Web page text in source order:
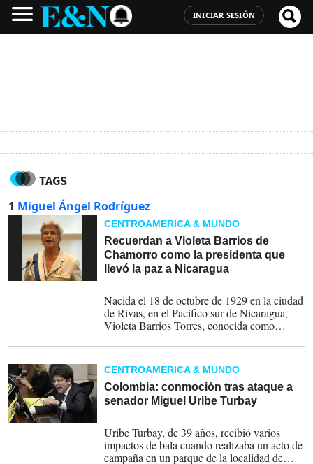
INICIAR SESIÓN
TAGS
1 Miguel Ángel Rodríguez
CENTROAMÉRICA & MUNDO
Recuerdan a Violeta Barrios de
Chamorro como la presidenta que
llevó la paz a Nicaragua
Nacida el 18 de octubre de 1929 en la ciudad
de Rivas, en el Pacífico sur de Nicaragua,
Violeta Barrios Torres, conocida como
su esposo, el periodista Pedro Joaquín
Chamorro Cardenal, se encontraba enferma
tras sufrir hace siete años un accidente
cerebrovascular. Falleció este 14 de junio de
2025.
CENTROAMÉRICA & MUNDO
Colombia: conmoción tras ataque a
senador Miguel Uribe Turbay
Uribe Turbay, de 39 años, recibió varios
impactos de bala cuando realizaba un acto de
campaña en un parque de la localidad de